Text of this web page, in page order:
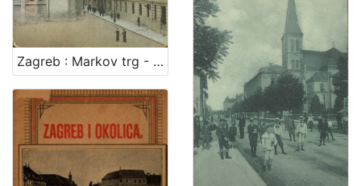
Zagreb : Markov trg - Kr. sabor